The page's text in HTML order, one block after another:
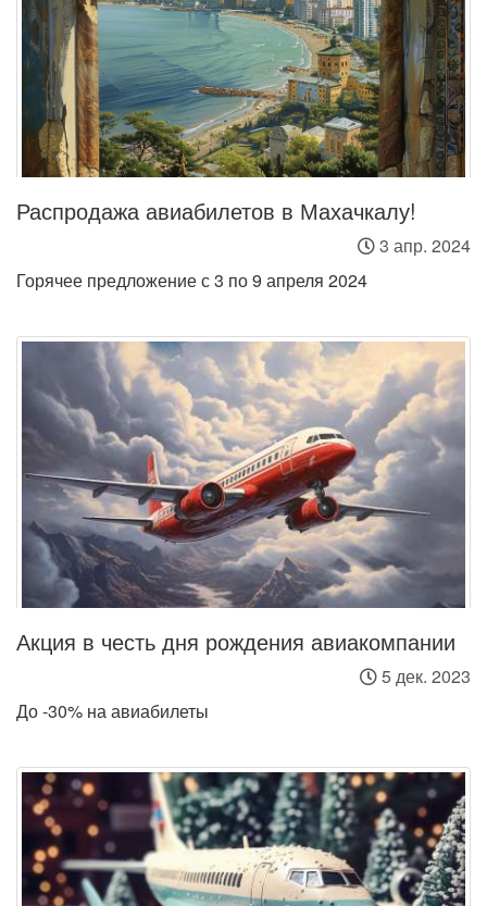
Распродажа авиабилетов в Махачкалу!
3 апр. 2024
Горячее предложение с 3 по 9 апреля 2024
Акция в честь дня рождения авиакомпании
5 дек. 2023
До -30% на авиабилеты